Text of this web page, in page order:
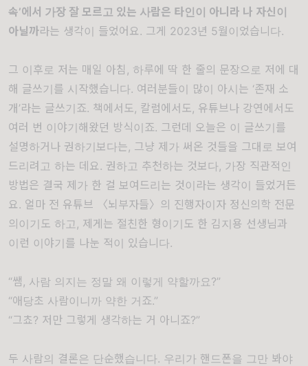
속’에서 가장 잘 모르고 있는 사람은 타인이 아니라 나 자신이
아닐까라는 생각이 들었어요. 그게 2023년 5월이었습니다.
그 이후로 저는 매일 아침, 하루에 딱 한 줄의 문장으로 저에 대
해 글쓰기를 시작했습니다. 여러분들이 많이 아시는 ‘존재 소
개’라는 글쓰기죠. 책에서도, 칼럼에서도, 유튜브나 강연에서도
여러 번 이야기해왔던 방식이죠. 그런데 오늘은 이 글쓰기를
설명하거나 권하기보다는, 그냥 제가 써온 것들을 그대로 보여
드리려고 하는 데요. 권하고 추천하는 것보다, 가장 직관적인
방법은 결국 제가 한 걸 보여드리는 것이라는 생각이 들었거든
요. 얼마 전 유튜브 〈뇌부자들〉의 진행자이자 정신의학 전문
의이기도 하고, 제게는 절친한 형이기도 한 김지용 선생님과
이런 이야기를 나눈 적이 있습니다.
“쌤, 사람 의지는 정말 왜 이렇게 약할까요?”
“애당초 사람이니까 약한 거죠.”
“그쵸? 저만 그렇게 생각하는 거 아니죠?”
두 사람의 결론은 단순했습니다. 우리가 핸드폰을 그만 봐야